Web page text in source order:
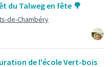
du Talweg en fête 🌳
de-Chambéry
de l'école Vert-bois